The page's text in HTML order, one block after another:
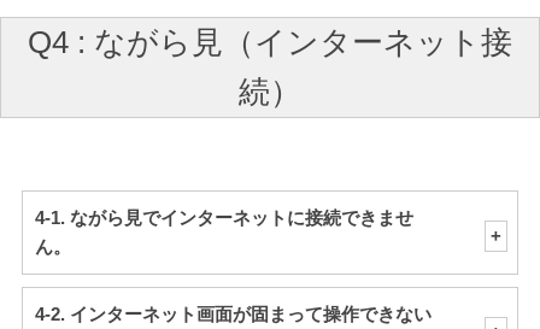
Q4 : ながら見（インターネット接
続）
4-1. ながら見でインターネットに接続できませ
ん。
4-2. インターネット画面が固まって操作できない